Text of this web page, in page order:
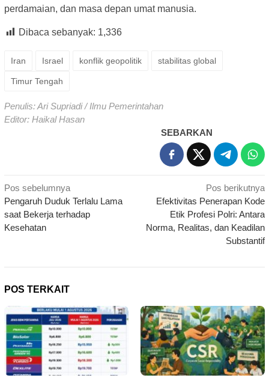
perdamaian, dan masa depan umat manusia.
Dibaca sebanyak: 1,336
Iran Israel konflik geopolitik stabilitas global
Timur Tengah
Penulis: Ari Supriadi / Ilmu Pemerintahan
Editor: Haikal Hasan
SEBARKAN
Navigasi
pos
Pos sebelumnya
Pengaruh Duduk Terlalu Lama
saat Bekerja terhadap
Kesehatan
Pos berikutnya
Efektivitas Penerapan Kode
Etik Profesi Polri: Antara
Norma, Realitas, dan Keadilan
Substantif
POS TERKAIT